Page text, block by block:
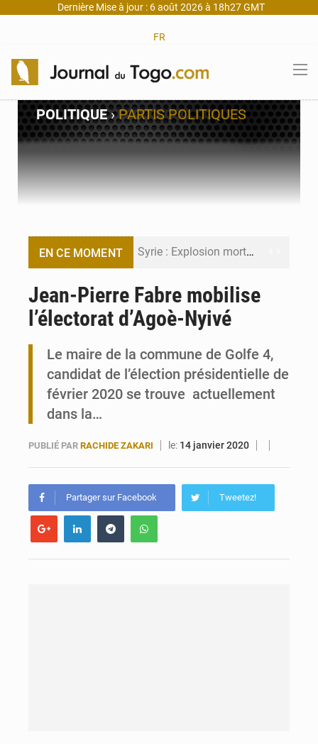
Dernière Mise à jour : 6 août 2026 à 18h27 GMT
FR
POLITIQUE›PARTIS POLITIQUES
EN CE MOMENT Syrie : Explosion mortelle sur un minibus à Jaramana (Damas)
Maurice : Démission de la ministre Véronique Leu-Govind
Togo : 300 000 tonnes visées pour la filière soja bio
Jean-Pierre Fabre mobilise
l’électorat d’Agoè-Nyivé
Le maire de la commune de Golfe 4,
candidat de l’élection présidentielle de
février 2020 se trouve actuellement
dans la…
PUBLIÉ PAR RACHIDE ZAKARI le: 14 janvier 2020
Partager sur Facebook Tweetez!